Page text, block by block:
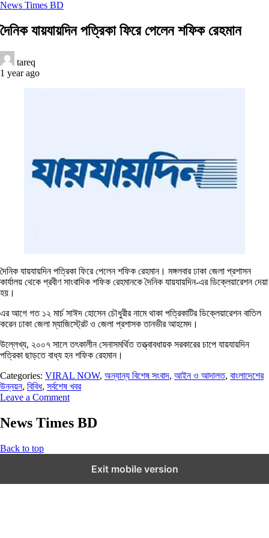
News Times BD
দৈনিক যায়যায়দিন পত্রিকা ফিরে পেলেন শফিক রেহমান
tareq
1 year ago
দৈনিক যায়যায়দিন পত্রিকা ফিরে পেলেন শফিক রেহমান। মঙ্গলবার ঢাকা জেলা প্রশাসন
কার্যালয় থেকে প্রবীণ সাংবাদিক শফিক রেহমানকে দৈনিক যায়যায়দিন-এর ডিক্লেয়ারেশন দেয়া
হয়।
এর আগে গত ১২ মার্চ সাঈদ হোসেন চৌধুরীর নামে থাকা পত্রিকাটির ডিক্লেয়ারেশন বাতিল
করেন ঢাকা জেলা ম্যাজিস্ট্রেট ও জেলা প্রশাসক তানভীর আহমেদ।
উল্লেখ্য, ২০০৭ সালে তৎকালীন সেনাসমর্থিত তত্ত্বাবধায়ক সরকারের চাপে যায়যায়দিন
পত্রিকা ছাড়তে বাধ্য হন শফিক রেহমান।
Categories: VIRAL NOW, অন্যান্য বিশেষ সংবাদ, আইন ও আদালত, বাংলাদেশের
উন্নয়ন, বিবিধ, সর্বশেষ খবর
Leave a Comment
News Times BD
Back to top
Exit mobile version